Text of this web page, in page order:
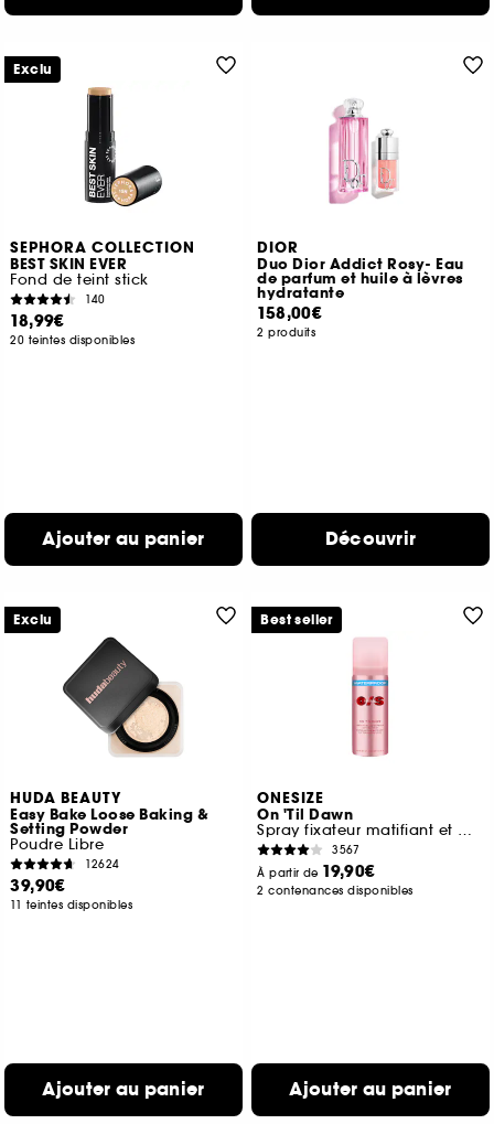
SEPHORA COLLECTION
BEST SKIN EVER
Fond de teint stick
140
18,99€
20 teintes disponibles
Ajouter au panier
Exclu
DIOR
Duo Dior Addict Rosy- Eau
de parfum et huile à lèvres
hydratante
158,00€
2 produits
Découvrir
HUDA BEAUTY
Easy Bake Loose Baking &
Setting Powder
Poudre Libre
12624
39,90€
11 teintes disponibles
Ajouter au panier
Exclu
ONESIZE
On 'Til Dawn
Spray fixateur matifiant et waterproof
3567
À partir de 19,90€
2 contenances disponibles
Ajouter au panier
Best seller